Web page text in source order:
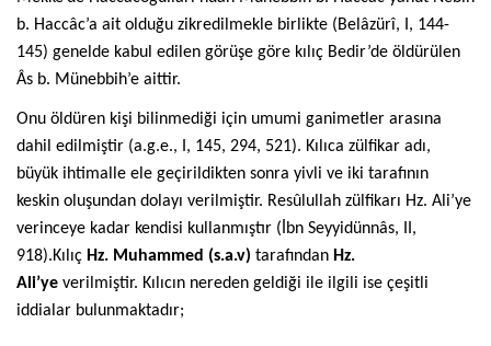
b. Haccâc’a ait olduğu zikredilmekle birlikte (Belâzürî, I, 144-
145) genelde kabul edilen görüşe göre kılıç Bedir’de öldürülen
Âs b. Münebbih’e aittir.
Onu öldüren kişi bilinmediği için umumi ganimetler arasına
dahil edilmiştir (a.g.e., I, 145, 294, 521). Kılıca zülfikar adı,
büyük ihtimalle ele geçirildikten sonra yivli ve iki tarafının
keskin oluşundan dolayı verilmiştir. Resûlullah zülfikarı Hz. Ali’ye
verinceye kadar kendisi kullanmıştır (İbn Seyyidünnâs, II,
918).Kılıç Hz. Muhammed (s.a.v) tarafından Hz.
Ali’ye verilmiştir. Kılıcın nereden geldiği ile ilgili ise çeşitli
iddialar bulunmaktadır;